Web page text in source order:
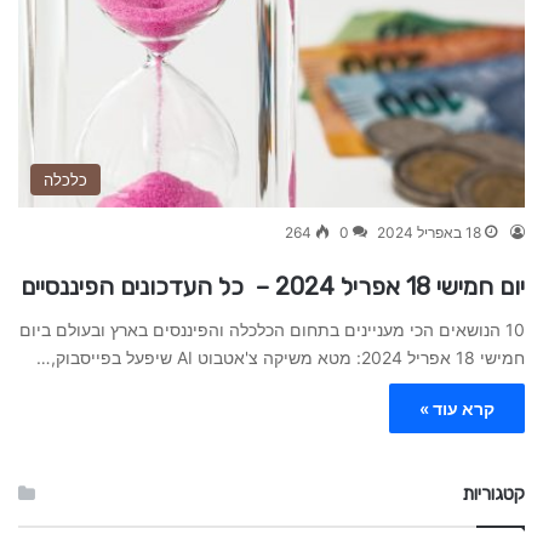
כלכלה
18 באפריל 2024 0
264
יום חמישי 18 אפריל 2024 – כל העדכונים הפיננסיים
10 הנושאים הכי מעניינים בתחום הכלכלה והפיננסים בארץ ובעולם ביום
חמישי 18 אפריל 2024: מטא משיקה צ'אטבוט AI שיפעל בפייסבוק,…
קרא עוד »
קטגוריות